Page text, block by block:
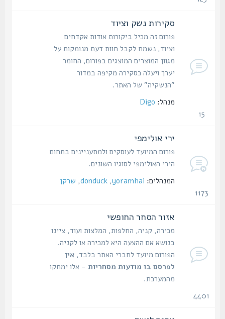
סקירות נשק וציוד
פורום זה מכיל ביקורות אודות אקדחים
וציוד, נשמח לקבל חוות דעת מנומקות על
מגוון המוצרים המוצגים בפורום, החומר
יערך ויעלה כסקירה מקיפה במדור
"הנשקיה" של האתר.
מנהל: Digo
ירי אולימפי
פורום המיועד לעוסקים ולמתעניינים בתחום
הירי האולימפי לסוגיו השונים.
המנהלים: yoramhai
,
donduck
,שרקן
אזור הסחר החופשי
מכירה, קניה, החלפות, המלצות ועוד, ציינו
בנושא אם ההצעה היא למכירה או לקניה.
הפורום מיועד לחברי האתר בלבד,אין
לפרסם בו מודעות מסחריות- אלו ימחקו
מהמערכת.